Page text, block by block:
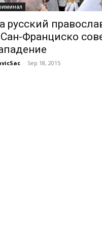
русский
Франциско
- Sep 18, 2015